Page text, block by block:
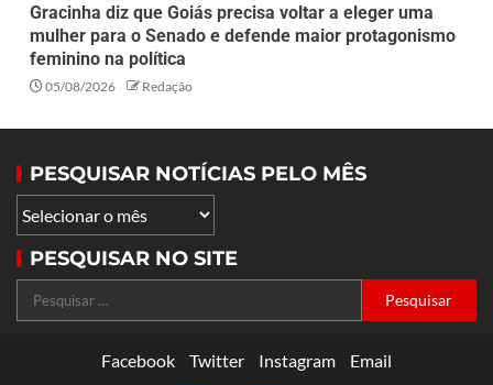
Gracinha diz que Goiás precisa voltar a eleger uma
mulher para o Senado e defende maior protagonismo
feminino na política
05/08/2026 Redação
PESQUISAR NOTÍCIAS PELO MÊS
PESQUISAR NO SITE
Facebook Twitter Instagram Email